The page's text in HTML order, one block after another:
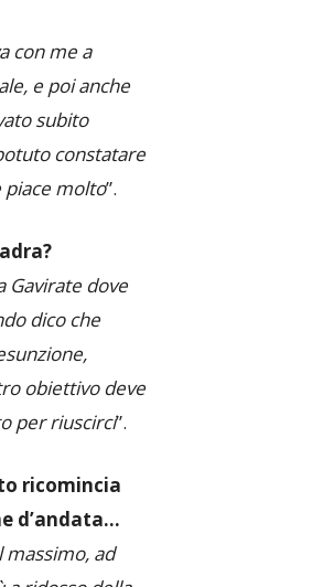
con me a
e poi anche
subito
constatare
piace molto”.
Gavirate dove
dico che
obiettivo deve
per riuscirci”.
ricomincia
d’andata…
ad